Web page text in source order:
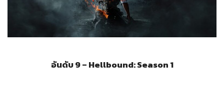
อันดับ 9 – Hellbound: Season 1